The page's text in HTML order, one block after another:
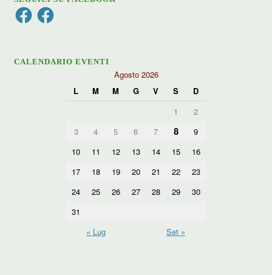
FacebookFacebook
CALENDARIO EVENTI
Agosto 2026
L
M M G V S
D
1
2
3
4 5 6 7 8
9
10
11 12 13 14 15
16
17
18 19 20 21 22
23
24
25 26 27 28 29
30
31
« Lug
Set »